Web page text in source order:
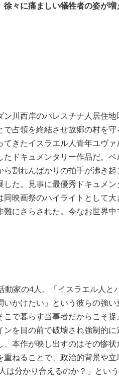
々に痛ましい犠牲者の姿が
川西岸のパレスチナ人居住地
占領を終結させ故郷の村を守
きたイスラエル人青年ユヴァ
ドキュメンタリー作品だ。
割れんばかりの拍手が沸き起
た。見事に最優秀ドキュメン
映画祭のハイライトとして大
にさらされた。今なお世界
家の4人。「イスラエル人と
かけたい」という彼らの強い
で暮らす当事者だからこそ捉
を目の前で破壊され強制的に
本作が映し出すのはその惨状
ねることで、政治的背景や立
は分かり合えるのか？」とい